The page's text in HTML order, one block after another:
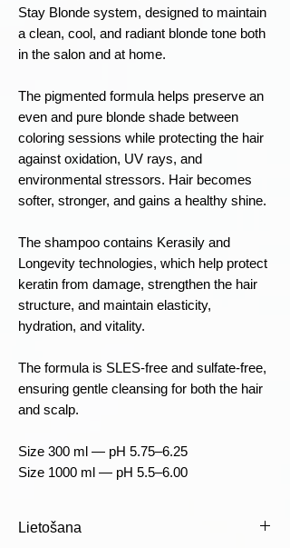
Stay Blonde system, designed to maintain
a clean, cool, and radiant blonde tone both
in the salon and at home.
The pigmented formula helps preserve an
even and pure blonde shade between
coloring sessions while protecting the hair
against oxidation, UV rays, and
environmental stressors. Hair becomes
softer, stronger, and gains a healthy shine.
The shampoo contains Kerasily and
Longevity technologies, which help protect
keratin from damage, strengthen the hair
structure, and maintain elasticity,
hydration, and vitality.
The formula is SLES-free and sulfate-free,
ensuring gentle cleansing for both the hair
and scalp.
Size 300 ml — pH 5.75–6.25
Size 1000 ml — pH 5.5–6.00
Lietošana